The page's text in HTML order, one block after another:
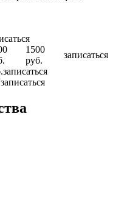
1500
руб.
записаться
записаться
записаться